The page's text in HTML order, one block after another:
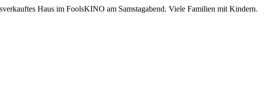
Haus im FoolsKINO am Samstagabend. Viele Familien mit Kindern.